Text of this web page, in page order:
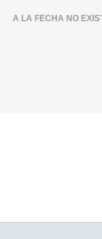
A LA FECHA NO